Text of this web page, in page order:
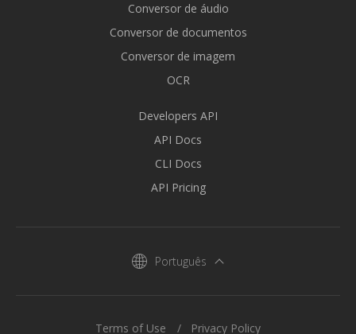
Conversor de áudio
Conversor de documentos
Conversor de imagem
OCR
Developers API
API Docs
CLI Docs
API Pricing
Português
Terms of Use Privacy Policy